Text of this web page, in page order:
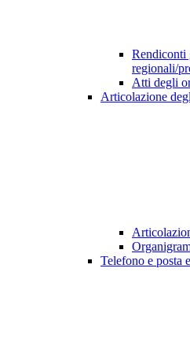
Rendiconti
regionali/
Atti degli
Articolazione
Telefono e posta